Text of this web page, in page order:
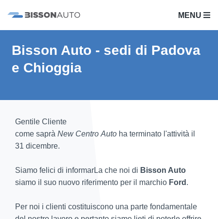
MENU
Bisson Auto - sedi di Padova
e Chioggia
Gentile Cliente
come saprà New Centro Auto ha terminato l'attività il
31 dicembre.
Siamo felici di informarLa che noi di Bisson Auto
siamo il suo nuovo riferimento per il marchio Ford .
Per noi i clienti costituiscono una parte fondamentale